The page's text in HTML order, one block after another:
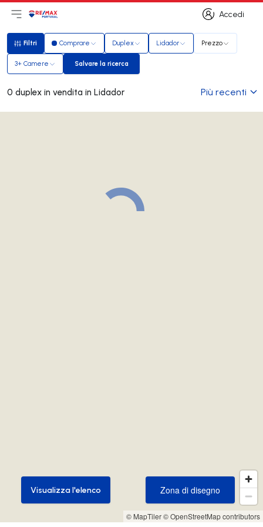
Accedi
Accedi
Apri il menu principale
LogoVai alla homepage
Filtri
Filtri Comprare Duplex Lidador Prezzo
3+ Camere Salvare la ricerca
Salvare la ricerca
0 duplex in vendita in Lidador Più recenti
© MapTiler© OpenStreetMap contributors
Zona di disegno
Zona di disegno
Visualizza l'elenco
Visualizza l'elenco